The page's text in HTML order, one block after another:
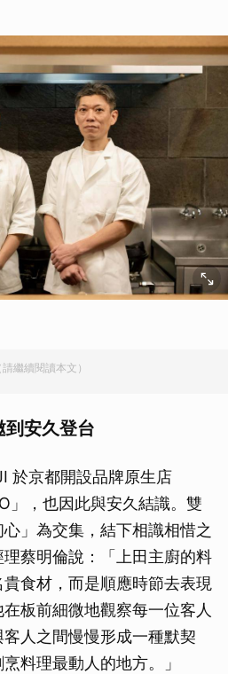
繼續閱讀本文）
安久登台
於京都開設品牌原生店
」，也因此與安久結識。雙
」為交集，結下相識相惜之
蔡明倫說：「上田主廚的料
食材，而是順應時節去表現
板前細微地觀察每一位客人
人之間慢慢形成一種默契
料理最動人的地方。」